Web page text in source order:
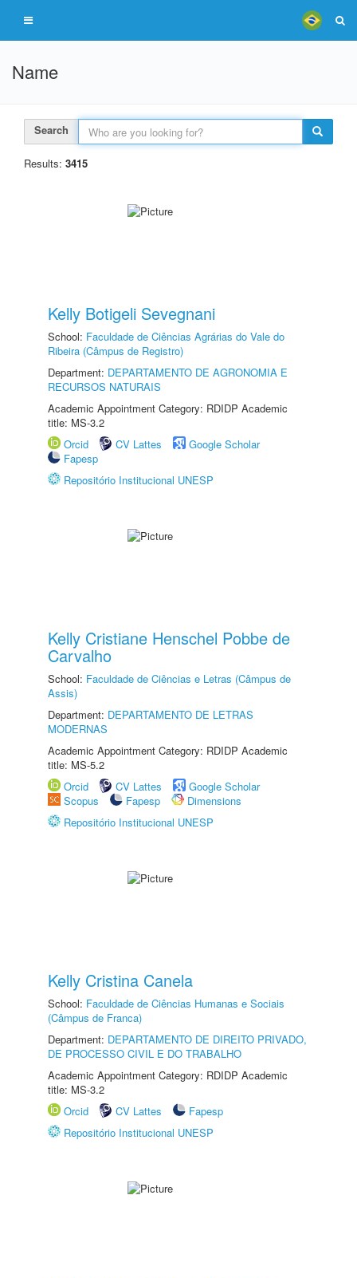
Name
Search
Results: 3415
Kelly Botigeli Sevegnani
School: Faculdade de Ciências Agrárias do Vale do
Ribeira (Câmpus de Registro)
Department: DEPARTAMENTO DE AGRONOMIA E
RECURSOS NATURAIS
Academic Appointment Category: RDIDP Academic
title: MS-3.2
Orcid
CV Lattes
Google Scholar
Fapesp
Repositório Institucional UNESP
Kelly Cristiane Henschel Pobbe de
Carvalho
School: Faculdade de Ciências e Letras (Câmpus de
Assis)
Department: DEPARTAMENTO DE LETRAS
MODERNAS
Academic Appointment Category: RDIDP Academic
title: MS-5.2
Orcid
CV Lattes
Google Scholar
Scopus
Fapesp
Dimensions
Repositório Institucional UNESP
Kelly Cristina Canela
School: Faculdade de Ciências Humanas e Sociais
(Câmpus de Franca)
Department: DEPARTAMENTO DE DIREITO PRIVADO,
DE PROCESSO CIVIL E DO TRABALHO
Academic Appointment Category: RDIDP Academic
title: MS-3.2
Orcid
CV Lattes
Fapesp
Repositório Institucional UNESP